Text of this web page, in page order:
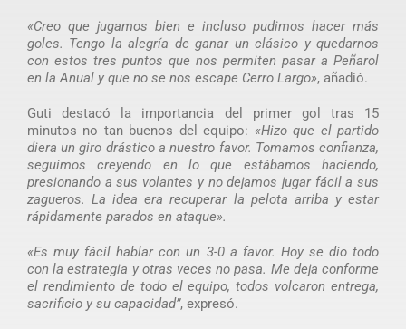
«Creo que jugamos bien e incluso pudimos hacer más
goles. Tengo la alegría de ganar un clásico y quedarnos
con estos tres puntos que nos permiten pasar a Peñarol
en la Anual y que no se nos escape Cerro Largo», añadió.
Guti destacó la importancia del primer gol tras 15
minutos no tan buenos del equipo: «Hizo que el partido
diera un giro drástico a nuestro favor. Tomamos confianza,
seguimos creyendo en lo que estábamos haciendo,
presionando a sus volantes y no dejamos jugar fácil a sus
zagueros. La idea era recuperar la pelota arriba y estar
rápidamente parados en ataque».
«Es muy fácil hablar con un 3-0 a favor. Hoy se dio todo
con la estrategia y otras veces no pasa. Me deja conforme
el rendimiento de todo el equipo, todos volcaron entrega,
sacrificio y su capacidad”, expresó.